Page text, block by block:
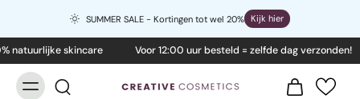
SUMMER SALE - Kortingen tot wel 20% Kijk hier
natuurlijke skincare Voor 12:00 uur besteld = zelfde dag verzonden!